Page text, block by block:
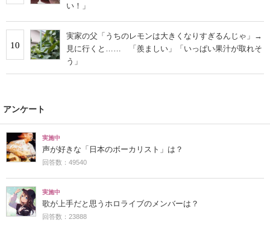
い！」
10
実家の父「うちのレモンは大きくなりすぎるんじゃ」→
見に行くと…… 「羨ましい」「いっぱい果汁が取れそ
う」
アンケート
実施中
声が好きな「日本のボーカリスト」は？
回答数：49540
実施中
歌が上手だと思うホロライブのメンバーは？
回答数：23888